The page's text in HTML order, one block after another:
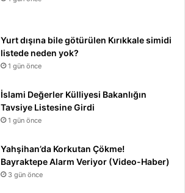
Yurt dışına bile götürülen Kırıkkale simidi
listede neden yok?
1 gün önce
İslami Değerler Külliyesi Bakanlığın
Tavsiye Listesine Girdi
1 gün önce
Yahşihan’da Korkutan Çökme!
Bayraktepe Alarm Veriyor (Video-Haber)
3 gün önce